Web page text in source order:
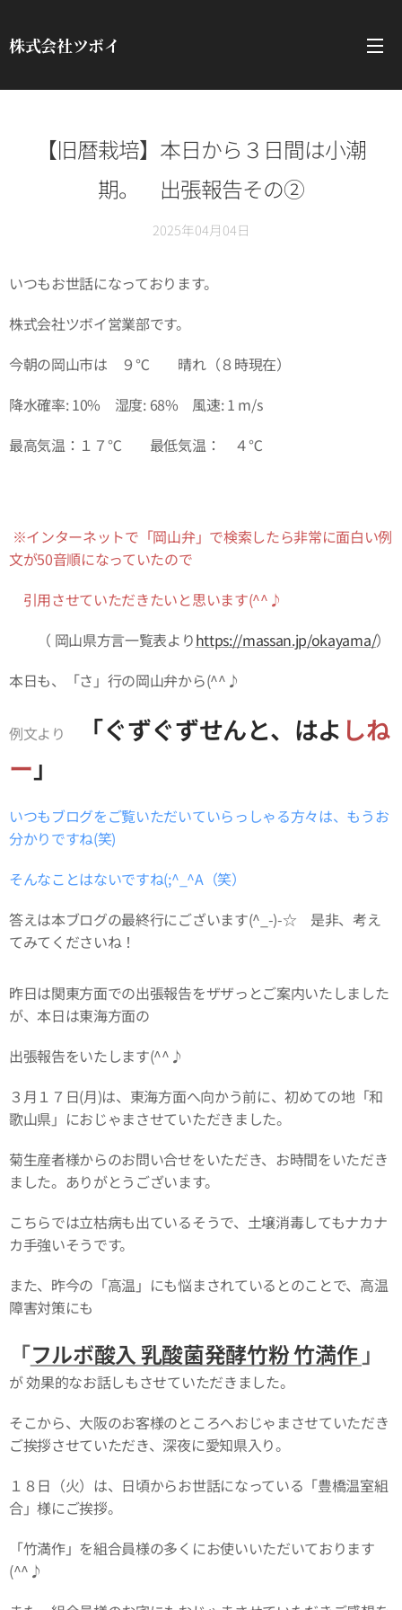
株式会社ツボイ
【旧暦栽培】本日から３日間は小潮
期。 出張報告その②
2025年04月04日
いつもお世話になっております。
株式会社ツボイ営業部です。
今朝の岡山市は ９℃ 晴れ（８時現在）
降水確率: 10% 湿度: 68% 風速: 1 m/s
最高気温：１７℃ 最低気温： ４℃
※インターネットで「岡山弁」で検索したら非常に面白い例
文が50音順になっていたので
引用させていただきたいと思います(^^♪
（ 岡山県方言一覧表よりhttps://massan.jp/okayama/）
本日も、「さ」行の岡山弁から(^^♪
例文より 「ぐずぐずせんと、はよ しね
ー」
いつもブログをご覧いただいていらっしゃる方々は、もうお
分かりですね(笑)
そんなことはないですね(;^_^A（笑）
答えは本ブログの最終行にございます(^_-)-☆ 是非、考え
てみてくださいね！
昨日は関東方面での出張報告をザザっとご案内いたしました
が、本日は東海方面の
出張報告をいたします(^^♪
３月１７日(月)は、東海方面へ向かう前に、初めての地「和
歌山県」におじゃまさせていただきました。
菊生産者様からのお問い合せをいただき、お時間をいただき
ました。ありがとうございます。
こちらでは立枯病も出ているそうで、土壌消毒してもナカナ
カ手強いそうです。
また、昨今の「高温」にも悩まされているとのことで、高温
障害対策にも
「フルボ酸入 乳酸菌発酵竹粉 竹満作」
が 効果的なお話しもさせていただきました。
そこから、大阪のお客様のところへおじゃまさせていただき
ご挨拶させていただき、深夜に愛知県入り。
１８日（火）は、日頃からお世話になっている「豊橋温室組
合」様にご挨拶。
「竹満作」を組合員様の多くにお使いいただいております
(^^♪